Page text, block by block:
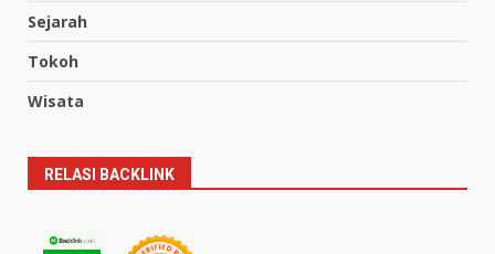
Sejarah
Tokoh
Wisata
RELASI BACKLINK